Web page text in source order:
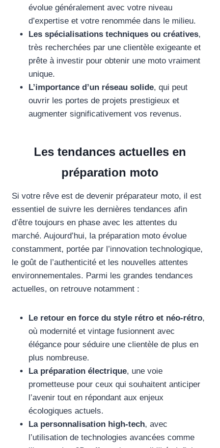
évolue généralement avec votre niveau
d’expertise et votre renommée dans le milieu.
Les spécialisations techniques ou créatives,
très recherchées par une clientèle exigeante et
prête à investir pour obtenir une moto vraiment
unique.
L’importance d’un réseau solide, qui peut
ouvrir les portes de projets prestigieux et
augmenter significativement vos revenus.
Les tendances actuelles en
préparation moto
Si votre rêve est de devenir préparateur moto, il est
essentiel de suivre les dernières tendances afin
d’être toujours en phase avec les attentes du
marché. Aujourd’hui, la préparation moto évolue
constamment, portée par l’innovation technologique,
le goût de l’authenticité et les nouvelles attentes
environnementales. Parmi les grandes tendances
actuelles, on retrouve notamment :
Le retour en force du style rétro et néo-rétro,
où modernité et vintage fusionnent avec
élégance pour séduire une clientèle de plus en
plus nombreuse.
La préparation électrique, une voie
prometteuse pour ceux qui souhaitent anticiper
l’avenir tout en répondant aux enjeux
écologiques actuels.
La personnalisation high-tech, avec
l’utilisation de technologies avancées comme